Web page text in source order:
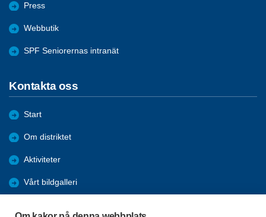
Press
Webbutik
SPF Seniorernas intranät
Kontakta oss
Start
Om distriktet
Aktiviteter
Vårt bildgalleri